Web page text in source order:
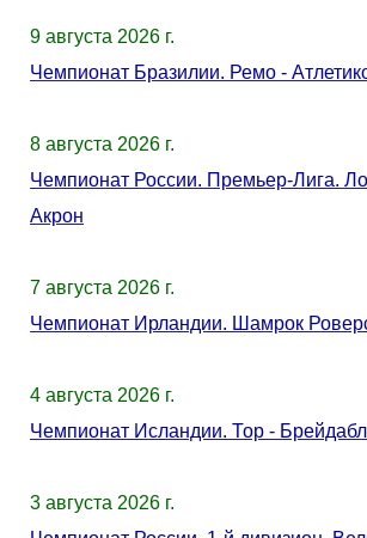
9 августа 2026 г.
Чемпионат Бразилии. Ремо -
8 августа 2026 г.
Чемпионат России. Премьер-Лига.
Акрон
7 августа 2026 г.
Чемпионат Ирландии. Шамрок
4 августа 2026 г.
Чемпионат Исландии. Тор -
3 августа 2026 г.